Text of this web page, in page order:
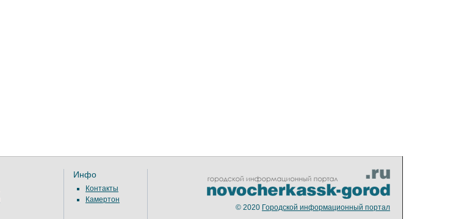
Инфо
Контакты
Камертон
© 2020 Городской информационный портал